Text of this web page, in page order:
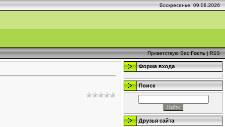
Воскресенье, 09.08.2026
Приветствую Вас Гость|RSS
Форма входа
Поиск
Друзья сайта